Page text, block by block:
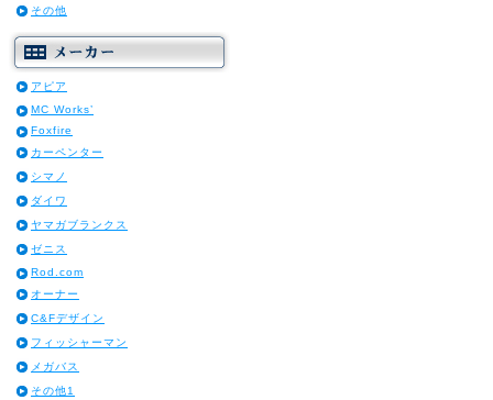
その他
アピア
MC Works’
Foxfire
カーペンター
シマノ
ダイワ
ヤマガブランクス
ゼニス
Rod.com
オーナー
C&Fデザイン
フィッシャーマン
メガバス
その他1